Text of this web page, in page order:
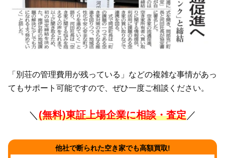
「別荘の管理費用が残っている」などの複雑な事情があっ
てもサポート可能ですので、ぜひ一度ご相談ください。
＼ (無料)東証上場企業に相談・査定／
他社で断られた空き家でも高額買取!